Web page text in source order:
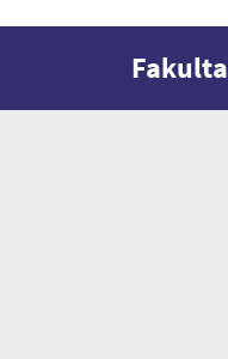
Fakulta